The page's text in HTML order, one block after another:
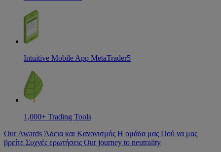
Intuitive Mobile App MetaTrader5
1,000+ Trading Tools
Our Awards Άδεια και Kανονισμός Η ομάδα μας Πού να μας
βρείτε Συχνές ερωτήσεις Our journey to neutrality